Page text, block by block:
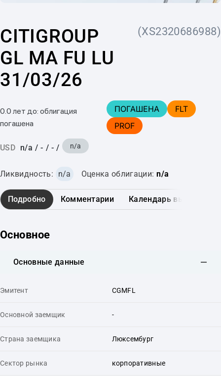
CITIGROUP
GL MA FU LU
31/03/26
(XS2320686988)
0.0 лет до: облигация
погашена
ПОГАШЕНА
FLT
PROF
USD n/a / - / - / n/a
Ликвидность: n/a Оценка облигации: n/a
Подробно Комментарии Календарь выплат
Основное
Основные данные
Эмитент CGMFL
Основной заемщик -
Страна заемщика Люксембург
Сектор рынка корпоративные